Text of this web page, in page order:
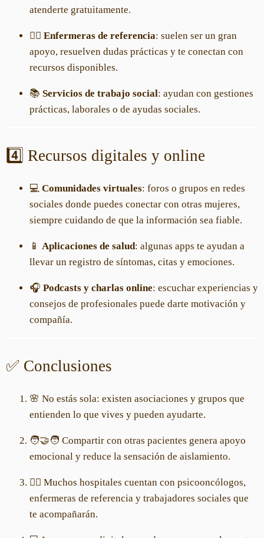
atenderte gratuitamente.
👩‍⚕️ Enfermeras de referencia: suelen ser un gran
apoyo, resuelven dudas prácticas y te conectan con
recursos disponibles.
📚 Servicios de trabajo social: ayudan con gestiones
prácticas, laborales o de ayudas sociales.
4️⃣ Recursos digitales y online
💻 Comunidades virtuales: foros o grupos en redes
sociales donde puedes conectar con otras mujeres,
siempre cuidando de que la información sea fiable.
📱 Aplicaciones de salud: algunas apps te ayudan a
llevar un registro de síntomas, citas y emociones.
🎧 Podcasts y charlas online: escuchar experiencias y
consejos de profesionales puede darte motivación y
compañía.
✅ Conclusiones
🌸 No estás sola: existen asociaciones y grupos que
entienden lo que vives y pueden ayudarte.
🧑‍🤝‍🧑 Compartir con otras pacientes genera apoyo
emocional y reduce la sensación de aislamiento.
👩‍⚕️ Muchos hospitales cuentan con psicooncólogos,
enfermeras de referencia y trabajadores sociales que
te acompañarán.